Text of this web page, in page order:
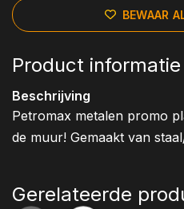
BEWAAR
Product informatie
Beschrijving
Petromax metalen promo
de muur! Gemaakt van
Gerelateerde